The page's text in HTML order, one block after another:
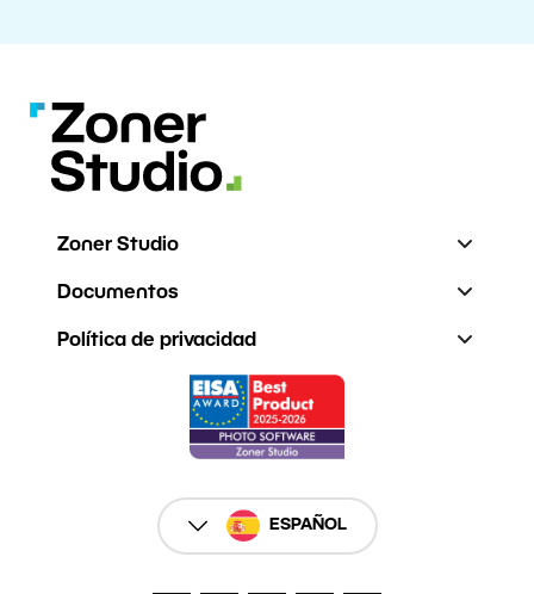
Zoner Studio
Documentos
Política de privacidad
ESPAÑOL